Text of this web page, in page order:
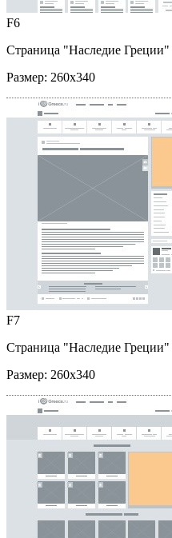
F6
Страница "Наследие Греции"
Размер: 260x340
F7
Страница "Наследие Греции"
Размер: 260x340